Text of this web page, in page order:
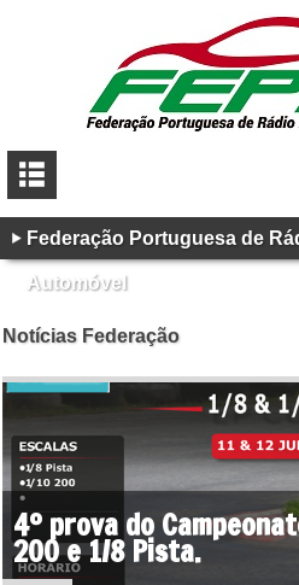
Federação Portuguesa de
Automóvel
Notícias Federação
4º prova do
200 e 1/8 Pista.